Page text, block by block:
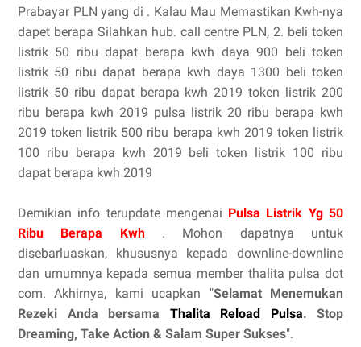
Prabayar PLN yang di . Kalau Mau Memastikan Kwh-nya
dapet berapa Silahkan hub. call centre PLN, 2. beli token
listrik 50 ribu dapat berapa kwh daya 900 beli token
listrik 50 ribu dapat berapa kwh daya 1300 beli token
listrik 50 ribu dapat berapa kwh 2019 token listrik 200
ribu berapa kwh 2019 pulsa listrik 20 ribu berapa kwh
2019 token listrik 500 ribu berapa kwh 2019 token listrik
100 ribu berapa kwh 2019 beli token listrik 100 ribu
dapat berapa kwh 2019
Demikian info terupdate mengenai Pulsa Listrik Yg 50
Ribu Berapa Kwh . Mohon dapatnya untuk
disebarluaskan, khususnya kepada downline-downline
dan umumnya kepada semua member thalita pulsa dot
com. Akhirnya, kami ucapkan "Selamat Menemukan
Rezeki Anda bersama Thalita Reload Pulsa. Stop
Dreaming, Take Action & Salam Super Sukses".